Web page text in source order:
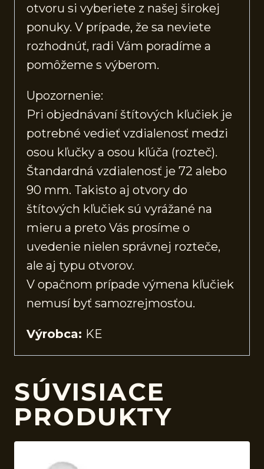
otvoru si vyberiete z našej širokej
ponuky. V prípade, že sa neviete
rozhodnúť, radi Vám poradíme a
pomôžeme s výberom.
Upozornenie:
Pri objednávaní štítových kľučiek je
potrebné vedieť vzdialenosť medzi
osou kľučky a osou kľúča (rozteč).
Štandardná vzdialenosť je 72 alebo
90 mm. Takisto aj otvory do
štítových kľučiek sú vyrážané na
mieru a preto Vás prosíme o
uvedenie nielen správnej rozteče,
ale aj typu otvorov.
V opačnom prípade výmena kľučiek
nemusí byť samozrejmosťou.
Výrobca: KE
SÚVISIACE
PRODUKTY